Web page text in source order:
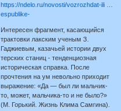
https://ndelo.ru/novosti/vozrozhdat-ili …
espublike-
Интересен фрагмент, касающийся
трактовки лакским ученым З.
Гаджиевым, казачьей истории двух
терских станиц - тенденциозная
историческая справка. После
прочтения на ум невольно приходит
выражение: «Да — был ли мальчик-
то, может, мальчика-то и не было?»
(М. Горький. Жизнь Клима Самгина).